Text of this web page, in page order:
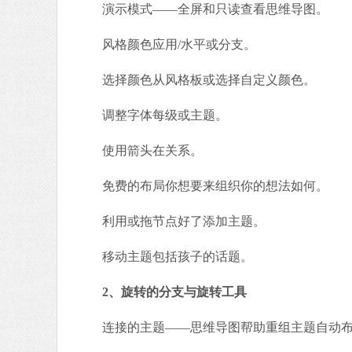
演示模式——全屏和只读查看思维导图。
风格颜色应用/水平或分支。
选择颜色从风格板或选择自定义颜色。
调整字体每级或主题。
使用箭头在关系。
免费的布局你想要来组织你的想法如何。
利用或拖节点好了添加主题。
移动主题包括孩子的话题。
2、旋转的分支与旋转工具
连接的主题——思维导图帮助重组主题自动布